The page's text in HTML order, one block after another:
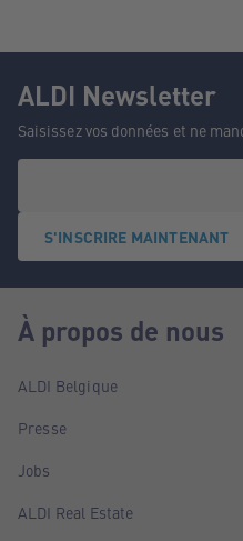
ALDI Newsletter
Saisissez vos données et ne
S'INSCRIRE MAINTENANT
À propos de nous
ALDI Belgique
Presse
Jobs
ALDI Real Estate